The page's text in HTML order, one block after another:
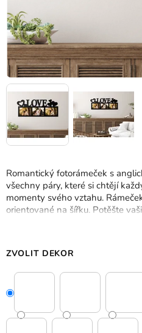
Romantický fotorámeček s
všechny páry, které si chtějí
momenty svého vztahu.
orientované na šířku. Potěšte
ZVOLIT DEKOR